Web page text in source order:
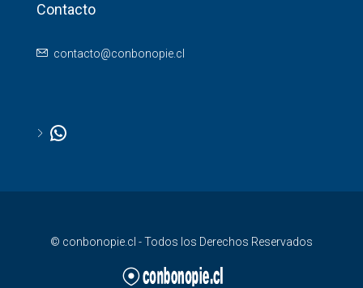
Contacto
contacto@conbonopie.cl
© conbonopie.cl - Todos los Derechos Reservados